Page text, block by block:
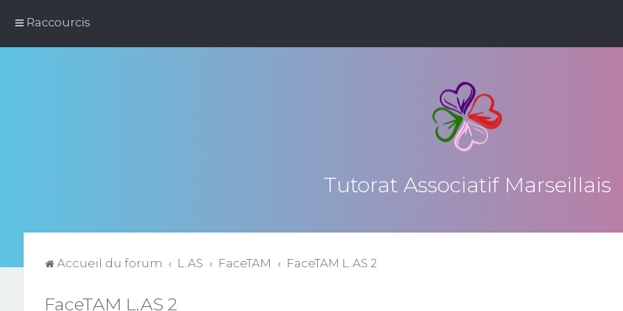
Raccourcis
Tutorat Associatif Marseillais
Accueil du forum L.AS FaceTAM FaceTAM L.AS 2
FaceTAM L.AS 2